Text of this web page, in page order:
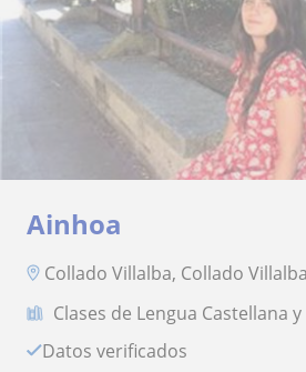
Ainhoa
Collado Villalba, Collado Villalba
Clases de Lengua Castellana
Datos verificados